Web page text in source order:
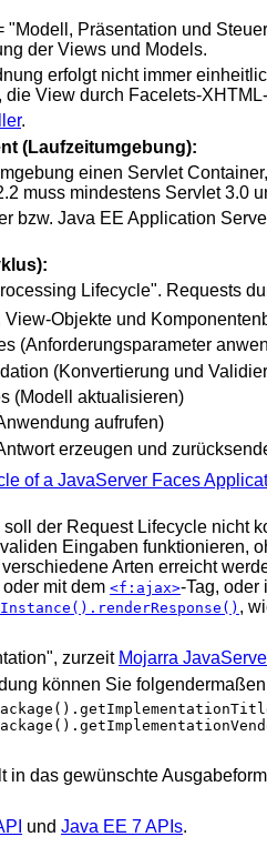
Präsentation und
der Views und Models.
erfolgt nicht immer
die View durch Facelets-
.
(Laufzeitumgebung):
einen Servlet
muss mindestens Servlet 3.0
bzw. Java EE Application
Lifecycle". Requests
View-Objekte und
(Anforderungsparameter
(Konvertierung und
(Modell aktualisieren)
aufrufen)
erzeugen und
of a JavaServer Faces
soll der Request Lifecycle nicht
Eingaben funktionieren,
Arten erreicht
mit dem <f:ajax>-Tag, oder
,
zurzeit Mojarra
können Sie
in das gewünschte
und Java EE 7 APIs.